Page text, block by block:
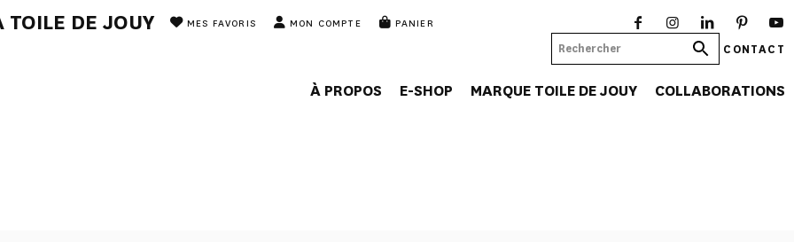
TOILE DE JOUY MES FAVORIS MON COMPTE PANIER
CONTACT
À PROPOS E-SHOP MARQUE TOILE DE JOUY COLLABORATIONS